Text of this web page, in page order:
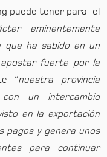
puede tener para el
eminentemente
que ha sabido en un
fuerte por la
“nuestra provincia
un intercambio
en la exportación
pagos y genera unos
para continuar